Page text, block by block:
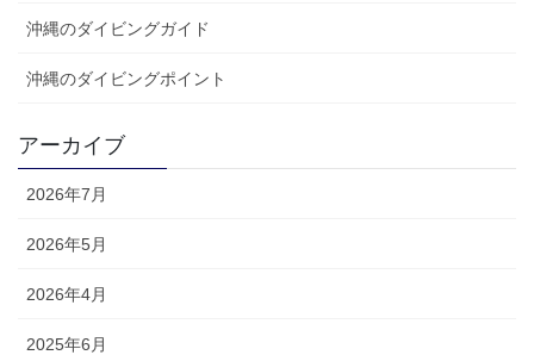
沖縄のダイビングガイド
沖縄のダイビングポイント
アーカイブ
2026年7月
2026年5月
2026年4月
2025年6月